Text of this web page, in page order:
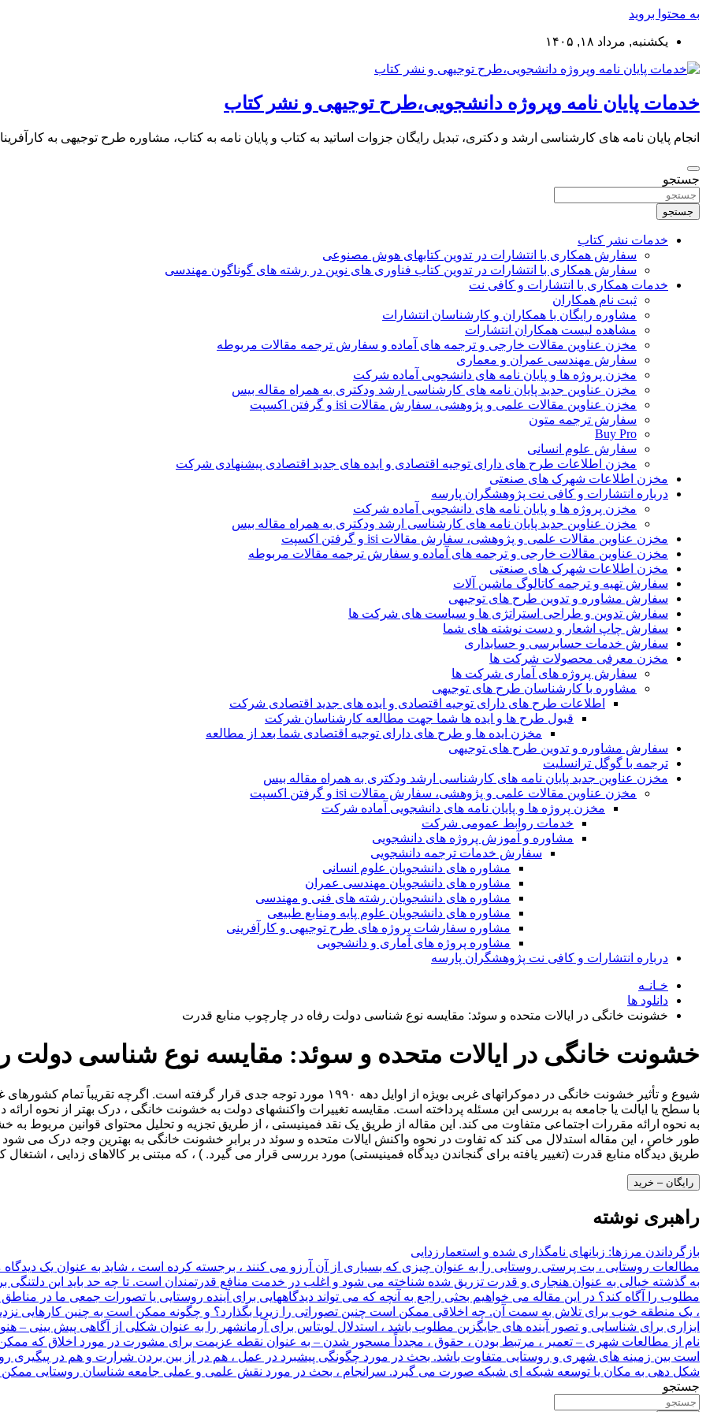
به محتوا بروید
یکشنبه, مرداد ۱۸, ۱۴۰۵
خدمات پایان نامه وپروژه دانشجویی،طرح توجیهی و نشر کتاب
انجام پایان نامه های کارشناسی ارشد و دکتری، تبدیل رایگان جزوات اساتید به کتاب و پایان نامه به کتاب، مشاوره طرح توجیهی به
جستجو
جستجو
خدمات نشر کتاب
سفارش همکاری با انتشارات در تدوین کتابهای هوش مصنوعی
سفارش همکاری با انتشارات در تدوین کتاب فناوری های نوین در رشته های گوناگون مهندسی
خدمات همکاری با انتشارات و کافی نت
ثبت نام همکاران
مشاوره رایگان با همکاران و کارشناسان انتشارات
مشاهده لیست همکاران انتشارات
مخزن عناوین مقالات خارجی و ترجمه های آماده و سفارش ترجمه مقالات مربوطه
سفارش مهندسی عمران و معماری
مخزن پروژه ها و پایان نامه های دانشجویی آماده شرکت
مخزن عناوین جدید پایان نامه های کارشناسی ارشد ودکتری به همراه مقاله بیس
مخزن عناوین مقالات علمی و پژوهشی، سفارش مقالات isi و گرفتن اکسپت
سفارش ترجمه متون
Buy Pro
سفارش علوم انسانی
مخزن اطلاعات طرح های دارای توجیه اقتصادی و ایده های جدید اقتصادی پیشنهادی شرکت
مخزن اطلاعات شهرک های صنعتی
درباره انتشارات و کافی نت پژوهشگران پارسه
مخزن پروژه ها و پایان نامه های دانشجویی آماده شرکت
مخزن عناوین جدید پایان نامه های کارشناسی ارشد ودکتری به همراه مقاله بیس
مخزن عناوین مقالات علمی و پژوهشی، سفارش مقالات isi و گرفتن اکسپت
مخزن عناوین مقالات خارجی و ترجمه های آماده و سفارش ترجمه مقالات مربوطه
مخزن اطلاعات شهرک های صنعتی
سفارش تهیه و ترجمه کاتالوگ ماشین آلات
سفارش مشاوره و تدوین طرح های توجیهی
سفارش تدوین و طراحی استراتژی ها و سیاست های شرکت ها
سفارش چاپ اشعار و دست نوشته های شما
سفارش خدمات حسابرسی و حسابداری
مخزن معرفی محصولات شرکت ها
سفارش پروژه های آماری شرکت ها
مشاوره با کارشناسان طرح های توجیهی
اطلاعات طرح های دارای توجیه اقتصادی و ایده های جدید اقتصادی شرکت
قبول طرح ها و ایده ها شما جهت مطالعه کارشناسان شرکت
مخزن ایده ها و طرح های دارای توجیه اقتصادی شما بعد از مطالعه
سفارش مشاوره و تدوین طرح های توجیهی
ترجمه با گوگل ترانسلیت
مخزن عناوین جدید پایان نامه های کارشناسی ارشد ودکتری به همراه مقاله بیس
مخزن عناوین مقالات علمی و پژوهشی، سفارش مقالات isi و گرفتن اکسپت
مخزن پروژه ها و پایان نامه های دانشجویی آماده شرکت
خدمات روابط عمومی شرکت
مشاوره و آموزش پروژه های دانشجویی
سفارش خدمات ترجمه دانشجویی
مشاوره های دانشجویان علوم انسانی
مشاوره های دانشجویان مهندسی عمران
مشاوره های دانشجویان رشته های فنی و مهندسی
مشاوره های دانشجویان علوم پایه ومنابع طبیعی
مشاوره سفارشات پروژه های طرح توجیهی و کارآفرینی
مشاوره پروژه های آماری و دانشجویی
درباره انتشارات و کافی نت پژوهشگران پارسه
خـانـه
دانلود ها
خشونت خانگی در ایالات متحده و سوئد: مقایسه نوع شناسی دولت رفاه در چارچوب منابع قدرت
خشونت خانگی در ایالات متحده و سوئد: مقایسه نوع شناسی دولت
شیوع و تأثیر خشونت خانگی در دموکراتهای غربی بویژه از اوایل دهه ۱۹۹۰ مورد توجه جدی قرار
با سطح یا ایالت یا جامعه به بررسی این مسئله پرداخته است. مقایسه تغییرات واکنشهای دولت به خشونت خانگی ، درک بهتر از نحوه ارائه
به نحوه ارائه مقررات اجتماعی متفاوت می کند. این مقاله از طریق یک نقد فمینیستی ، از طریق تجزیه و تحلیل محتوای قوانین مربوط به
طور خاص ، این مقاله استدلال می کند که تفاوت در نحوه واکنش ایالات متحده و سوئد در برابر خشونت خانگی به بهترین وجه درک می شود
طریق دیدگاه منابع قدرت (تغییر یافته برای گنجاندن دیدگاه فمینیستی) مورد بررسی قرار می گیرد. ) ، که مبتنی بر کالاهای زدایی ،
رایگان – خرید
راهبری نوشته
بازگرداندن مرزها: زبانهای نامگذاری شده و استعمارزدایی
مطالعات روستایی ، بت پرستی روستایی را به عنوان چیزی که بسیاری از آن آرزو می کنند ، برجسته کرده است ، شاید به عنوان یک
به گذشته خیالی به عنوان هنجاری و قدرت تزریق شده شناخته می شود و اغلب در خدمت منافع قدرتمندان است. تا چه حد باید این دلتنگی
مطلوب را آگاه کند؟ در این مقاله می خواهیم بحثی راجع به آنچه که می تواند دیدگاههایی برای آینده روستایی یا تصورات جمعی ما در
، یک منطقه خوب برای تلاش به سمت آن. چه اخلاقی ممکن است چنین تصوراتی را زیرپا بگذارد؟ و چگونه ممکن است به چنین کارهایی
ابزاری برای شناسایی و تصور آینده های جایگزین مطلوب باشد ، استدلال لویتاس برای آرمانشهر را به عنوان شکلی از آگاهی پیش بینی –
نام از مطالعات شهری – تعمیر ، مرتبط بودن ، حقوق ، مجدداً مسحور شدن – به عنوان نقطه عزیمت برای مشورت در مورد اخلاق که
است بین زمینه های شهری و روستایی متفاوت باشد. بحث در مورد چگونگی پیشبرد در عمل ، هم در از بین بردن شرارت و هم در پیگیری
شکل دهی به مکان یا توسعه شبکه ای شبکه صورت می گیرد. سرانجام ، بحث در مورد نقش علمی و عملی جامعه شناسان روستایی ممکن است
جستجو